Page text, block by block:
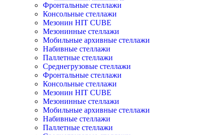
Фронтальные стеллажи
Консольные стеллажи
Мезонин HIT CUBE
Мезонинные стеллажи
Мобильные архивные стеллажи
Набивные стеллажи
Паллетные стеллажи
Среднегрузовые стеллажи
Фронтальные стеллажи
Консольные стеллажи
Мезонин HIT CUBE
Мезонинные стеллажи
Мобильные архивные стеллажи
Набивные стеллажи
Паллетные стеллажи